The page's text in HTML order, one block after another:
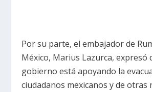
Por su parte, el embajador de
México, Marius Lazurca, expresó
gobierno está apoyando la
ciudadanos mexicanos y de otras